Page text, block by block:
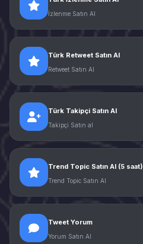
İzlenme Satın Al
Türk Retweet Satın Al
Retweet Satın Al
Türk Takipçi Satın Al
Takipçi Satın al
Trend Topic Satın Al (5 saat)
Trend Topic Satın Al
Tweet Yorum
Yorum Satın Al